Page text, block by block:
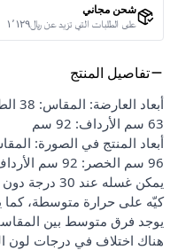
شحن مجاني
على الطلبات التي تزيد عن ﷼١٬١٢٩
تفاصيل المنتج
63 سم الأرداف: 92 سم
96 سم الخصر: 92 سم الأرداف: 105 سم
يمكن غسله
كيّه على حرارة متوسطة، كما
هناك اختلاف في درجات لون